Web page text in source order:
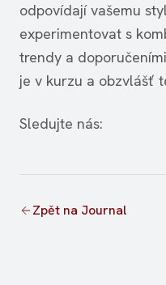
odpovídají vašemu
experimentovat s
trendy a
je v kurzu a obzvlášť
Sledujte nás:
Zpět na Journal